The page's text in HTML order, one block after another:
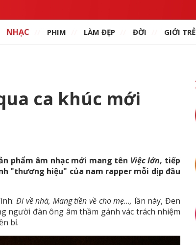
NHẠC PHIM LÀM ĐẸP ĐỜI GIỚI TRẺ
ca khúc mới
phẩm âm nhạc mới mang tên Việc lớn, tiếp
"thương hiệu" của nam rapper mỗi dịp đầu
Đi về nhà, Mang tiền về cho mẹ…, lần này, Đen
người đàn ông âm thầm gánh vác trách nhiệm
bỉ.